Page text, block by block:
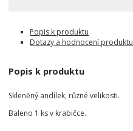
Popis k produktu
Dotazy a hodnocení produktu
Popis k produktu
Skleněný andílek, různé velikosti.
Baleno 1 ks v krabičce.